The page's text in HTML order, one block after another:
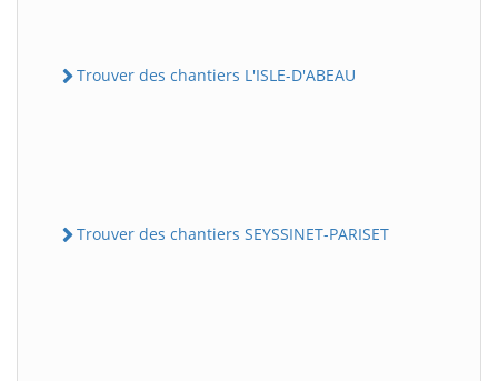
Trouver des chantiers L'ISLE-D'ABEAU
Trouver des chantiers SEYSSINET-PARISET